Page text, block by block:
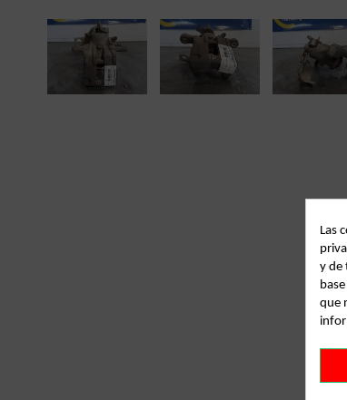
Las
y de
que